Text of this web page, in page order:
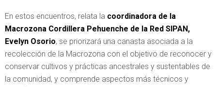
En estos encuentros, relata la coordinadora de la
Macrozona Cordillera Pehuenche de la Red SIPAN,
Evelyn Osorio, se priorizará una canasta asociada a la
recolección de la Macrozona con el objetivo de reconocer y
conservar cultivos y prácticas ancestrales y sustentables de
la comunidad, y comprende aspectos más técnicos y